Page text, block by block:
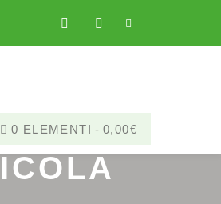
fa-
facebook
fa-
instagram
0 ELEMENTI 0,00€